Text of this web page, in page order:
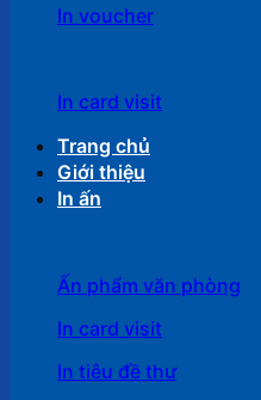
In voucher
In card visit
Trang chủ
Giới thiệu
In ấn
Ấn phẩm văn phòng
In card visit
In tiêu đề thư